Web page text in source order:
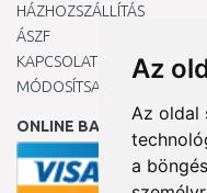
Az
Az oldal
a
HÁZHOZSZÁLLÍTÁS
ÁSZF
KAPCSOLAT
MÓDOSÍTSA A COOKIE-
ONLINE